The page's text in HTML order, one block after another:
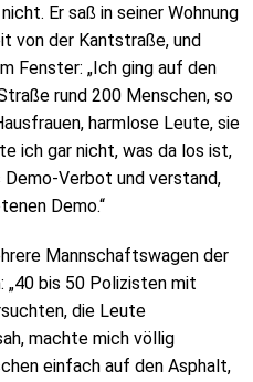
Er saß in seiner Wohnung
von der Kantstraße, und
Fenster: „Ich ging auf den
rund 200 Menschen, so
harmlose Leute, sie
ich gar nicht, was da los ist,
Demo-Verbot und verstand,
Demo.“
Mannschaftswagen der
„40 bis 50 Polizisten mit
die Leute
machte mich völlig
einfach auf den Asphalt,